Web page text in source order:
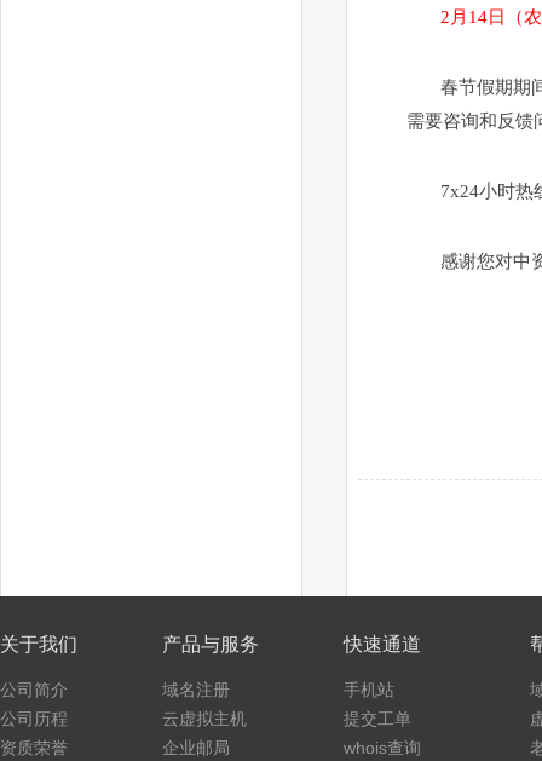
2月14日（
春节假期期
需要咨询和反馈
7x24小时热
感谢您对中
关于我们
公司简介
公司历程
资质荣誉
产品与服务
域名注册
云虚拟主机
企业邮局
快速通道
手机站
提交工单
whois查询